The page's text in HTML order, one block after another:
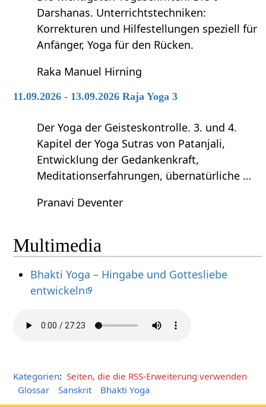
Darshanas. Unterrichtstechniken:
Korrekturen und Hilfestellungen speziell für
Anfänger, Yoga für den Rücken.
Raka Manuel Hirning
11.09.2026 - 13.09.2026 Raja Yoga 3
Der Yoga der Geisteskontrolle. 3. und 4.
Kapitel der Yoga Sutras von Patanjali,
Entwicklung der Gedankenkraft,
Meditationserfahrungen, übernatürliche …
Pranavi Deventer
Multimedia
Bhakti Yoga – Hingabe und Gottesliebe
entwickeln
Kategorien: Seiten, die die RSS-Erweiterung verwenden
Glossar
Sanskrit Bhakti Yoga